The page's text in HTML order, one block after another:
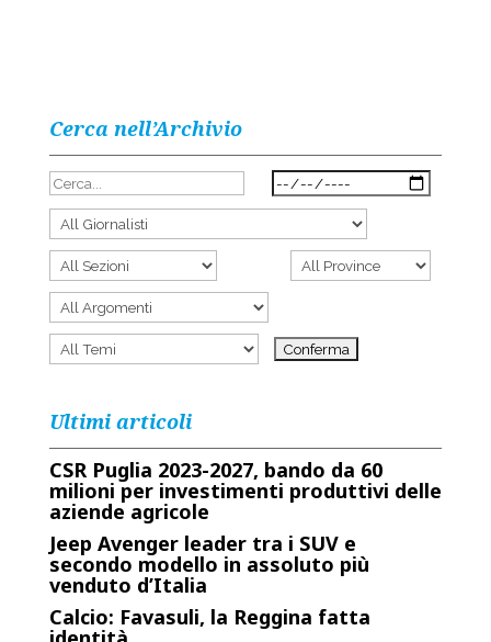
Cerca nell’Archivio
Ultimi articoli
CSR Puglia 2023-2027, bando da 60
milioni per investimenti produttivi delle
aziende agricole
Jeep Avenger leader tra i SUV e
secondo modello in assoluto più
venduto d’Italia
Calcio: Favasuli, la Reggina fatta